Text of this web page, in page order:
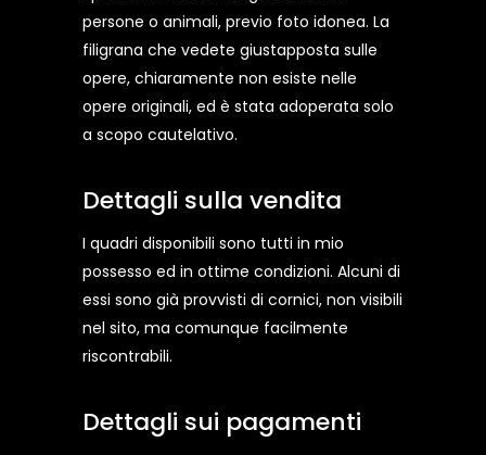
persone o animali, previo foto idonea. La
filigrana che vedete giustapposta sulle
opere, chiaramente non esiste nelle
opere originali, ed è stata adoperata solo
a scopo cautelativo.
Dettagli sulla vendita
I quadri disponibili sono tutti in mio
possesso ed in ottime condizioni. Alcuni di
essi sono già provvisti di cornici, non visibili
nel sito, ma comunque facilmente
riscontrabili.
Dettagli sui pagamenti